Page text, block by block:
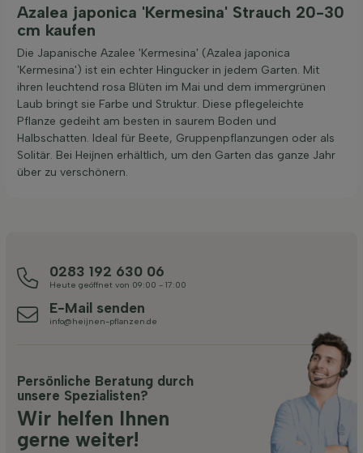
Azalea japonica 'Kermesina' Strauch 20-30
cm kaufen
Die Japanische Azalee 'Kermesina' (Azalea japonica
'Kermesina') ist ein echter Hingucker in jedem Garten. Mit
ihren leuchtend rosa Blüten im Mai und dem immergrünen
Laub bringt sie Farbe und Struktur. Diese pflegeleichte
Pflanze gedeiht am besten in saurem Boden und
Halbschatten. Ideal für Beete, Gruppenpflanzungen oder als
Solitär. Bei Heijnen erhältlich, um den Garten das ganze Jahr
über zu verschönern.
0283 192 630 06
Heute geöffnet von 09:00 - 17:00
E-Mail senden
info@heijnen-pflanzen.de
Persönliche Beratung durch
unsere Spezialisten?
Wir helfen Ihnen
gerne weiter!